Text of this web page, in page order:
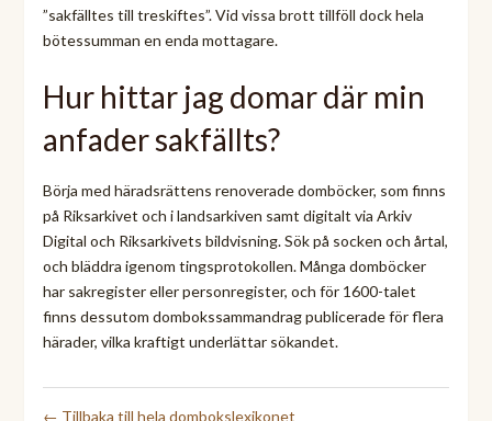
”sakfälltes till treskiftes”. Vid vissa brott tillföll dock hela
bötessumman en enda mottagare.
Hur hittar jag domar där min
anfader sakfällts?
Börja med häradsrättens renoverade domböcker, som finns
på Riksarkivet och i landsarkiven samt digitalt via Arkiv
Digital och Riksarkivets bildvisning. Sök på socken och årtal,
och bläddra igenom tingsprotokollen. Många domböcker
har sakregister eller personregister, och för 1600-talet
finns dessutom dombokssammandrag publicerade för flera
härader, vilka kraftigt underlättar sökandet.
← Tillbaka till hela dombokslexikonet